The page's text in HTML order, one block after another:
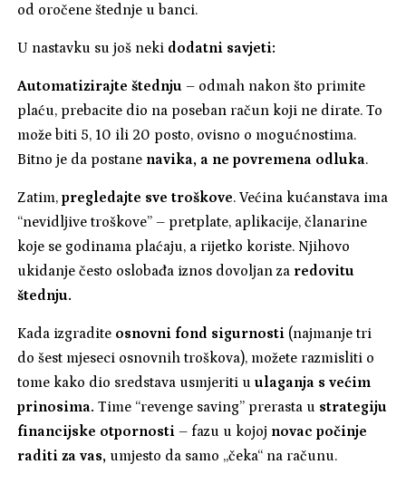
od oročene štednje u banci.
U nastavku su još neki dodatni savjeti:
Automatizirajte štednju – odmah nakon što primite
plaću, prebacite dio na poseban račun koji ne dirate. To
može biti 5, 10 ili 20 posto, ovisno o mogućnostima.
Bitno je da postane navika, a ne povremena odluka.
Zatim,pregledajte sve troškove. Većina kućanstava ima
“nevidljive troškove” – pretplate, aplikacije, članarine
koje se godinama plaćaju, a rijetko koriste. Njihovo
ukidanje često oslobađa iznos dovoljan za redovitu
štednju.
Kada izgradite osnovni fond sigurnosti (najmanje tri
do šest mjeseci osnovnih troškova), možete razmisliti o
tome kako dio sredstava usmjeriti u ulaganja s većim
prinosima. Time “revenge saving” prerasta u strategiju
financijske otpornosti – fazu u kojoj novac počinje
raditi za vas, umjesto da samo „čeka“ na računu.